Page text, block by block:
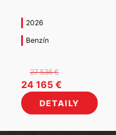
2026
Benzín
27 536€
Pôvodná
cena
bola:
24 165 €Aktuálna
cena
je:
DETAILY